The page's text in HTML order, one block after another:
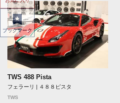
TWS 488 Pista
フェラーリ | ４８８ピスタ
TWS
ブックマーク